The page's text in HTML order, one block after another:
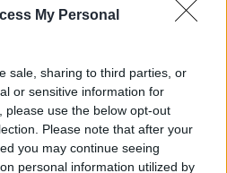
My Personal
sale, sharing to third parties, or
or sensitive information for
please use the below opt-out
Please note that after your
you may continue seeing
personal information utilized by
θερμοκρασία-ρεκόρ 48
Ελλάδα η 46χρονη